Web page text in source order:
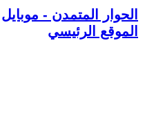
الحوار المتمدن - موبايل
الموقع الرئيسي